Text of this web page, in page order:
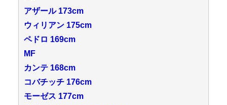
アザール 173cm
ウィリアン 175cm
ペドロ 169cm
MF
カンテ 168cm
コバチッチ 176cm
モーゼス 177cm